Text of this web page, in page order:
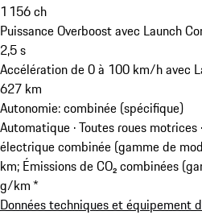
1 156ch
Puissance Overboost avec Launch
2,5s
Accélération de 0 à 100 km/h avec
627 km
Autonomie: combinée (spécifique)
Automatique · Toutes roues motrices ·
électrique combinée (gamme de
km; Émissions de CO₂ combinées
g/km *
Données techniques et équipement